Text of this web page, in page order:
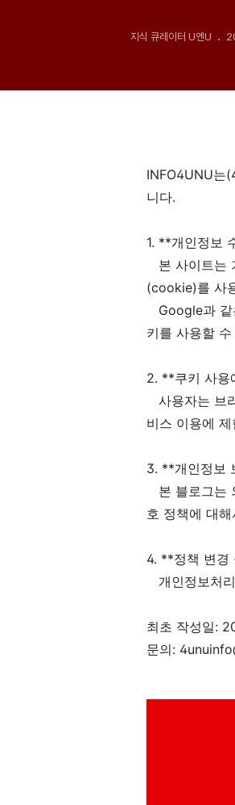
지식 큐레이터 U엔U
INFO4UNU는
니다.
1. **개인정보
본 사이트는
(cookie)를 사
Google과 같
키를 사용할
2. **쿠키 사용
사용자는 브
비스 이용에
3. **개인정보
본 블로그는
호 정책에 대
4. **정책 변경
개인정보처
최초 작성일:
문의: